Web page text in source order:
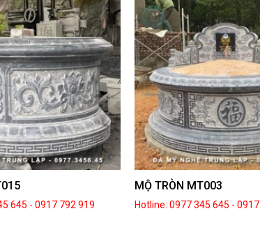
645 - 0917 792 919
MỘ TRÒN MT003
Hotline: 0977 345 645 -